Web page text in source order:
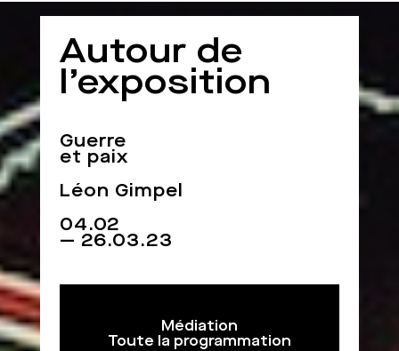
Autour de
l’exposition
Guerre
et paix
Léon Gimpel
04.02
— 26.03.23
Médiation
Toute la programmation